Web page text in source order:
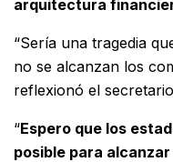
arquitectura
“Sería una tragedia
no se alcanzan los
reflexionó el
“Espero que los
posible para